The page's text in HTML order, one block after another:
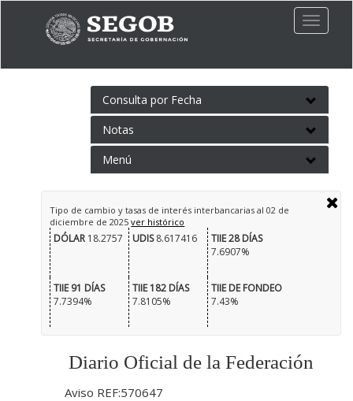
Toggle
Consulta por Fecha
Notas
Menú
Tipo de cambio y tasas de interés interbancarias al 02 de
diciembre de 2025ver histórico
DÓLAR18.2757 UDIS8.617416
TIIE 28 DÍAS
7.6907%
TIIE 91 DÍAS
7.7394%
TIIE 182 DÍAS
7.8105%
TIIE DE FONDEO
7.43%
Diario Oficial de la Federación
Aviso REF:570647